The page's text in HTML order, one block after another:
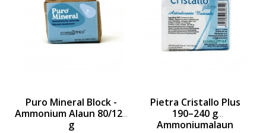
Puro Mineral Block -
Ammonium Alaun 80/120
g
Pietra Cristallo Plus
190–240 g
Ammoniumalaun